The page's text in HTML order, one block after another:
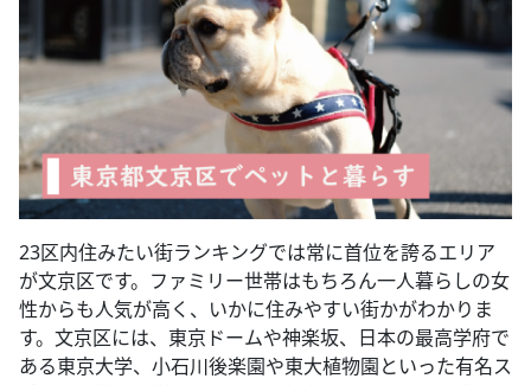
23区内住みたい街ランキングでは常に首位を誇るエリア
が文京区です。ファミリー世帯はもちろん一人暮らしの女
性からも人気が高く、いかに住みやすい街かがわかりま
す。文京区には、東京ドームや神楽坂、日本の最高学府で
ある東京大学、小石川後楽園や東大植物園といった有名ス